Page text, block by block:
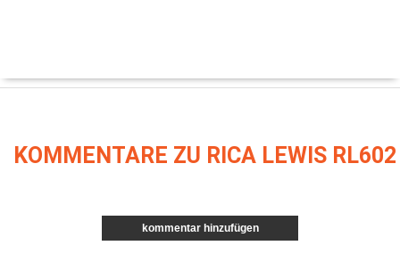
KOMMENTARE ZU RICA LEWIS RL602
kommentar hinzufügen